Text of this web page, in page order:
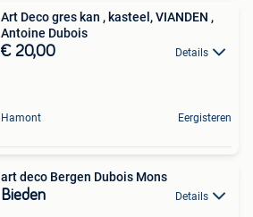
Art Deco gres kan , kasteel, VIANDEN ,
Antoine Dubois
€ 20,00 Details
Hamont Eergisteren
art deco Bergen Dubois Mons
Bieden Details